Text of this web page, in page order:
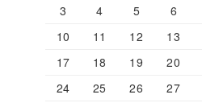
3
4 5 6
10
11 12 13
17
18 19 20
24
25 26 27